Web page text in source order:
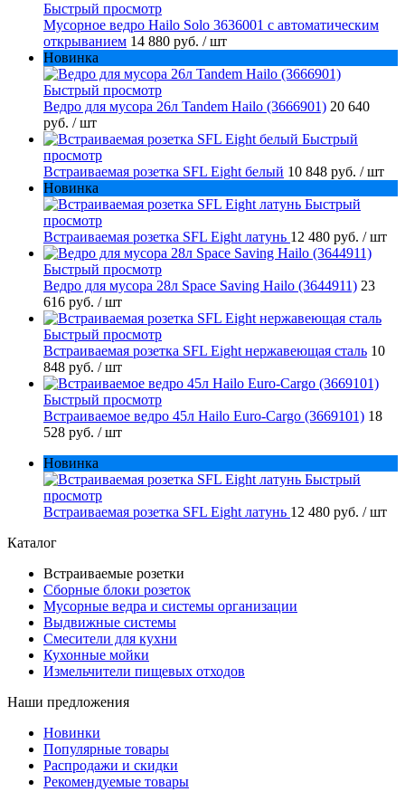
Быстрый просмотр
Мусорное ведро Hailo Solo 3636001 с автоматическим
открыванием 14 880 руб. / шт
Новинка
Быстрый просмотр
Ведро для мусора 26л Tandem Hailo (3666901) 20 640
руб. / шт
Быстрый
просмотр
Встраиваемая розетка SFL Eight белый 10 848 руб. / шт
Новинка
Быстрый
просмотр
Встраиваемая розетка SFL Eight латунь 12 480 руб. / шт
Быстрый просмотр
Ведро для мусора 28л Space Saving Hailo (3644911) 23
616 руб. / шт
Быстрый просмотр
Встраиваемая розетка SFL Eight нержавеющая сталь 10
848 руб. / шт
Быстрый просмотр
Встраиваемое ведро 45л Hailo Euro-Cargo (3669101) 18
528 руб. / шт
Новинка
Быстрый
просмотр
Встраиваемая розетка SFL Eight латунь 12 480 руб. / шт
Каталог
Встраиваемые розетки
Сборные блоки розеток
Мусорные ведра и системы организации
Выдвижные системы
Смесители для кухни
Кухонные мойки
Измельчители пищевых отходов
Наши предложения
Новинки
Популярные товары
Распродажи и скидки
Рекомендуемые товары